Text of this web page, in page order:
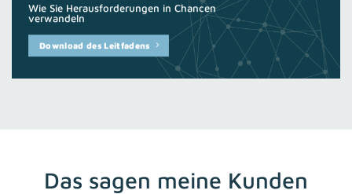
Wie Sie Herausforderungen in Chancen
verwandeln
Download des Leitfadens
Das sagen meine Kunden